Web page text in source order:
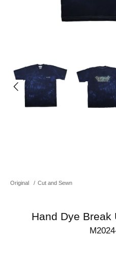
Original / Cut and Sewn
Hand Dye Break